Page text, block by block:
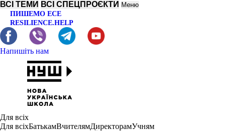
ВСІ ТЕМИ ВСІ СПЕЦПРОЄКТИ Меню
ПИШЕМО ЕСЕ
RESILIENCE.HELP
Напишіть нам
Для всіх
Для всіхБатькамВчителямДиректорамУчням